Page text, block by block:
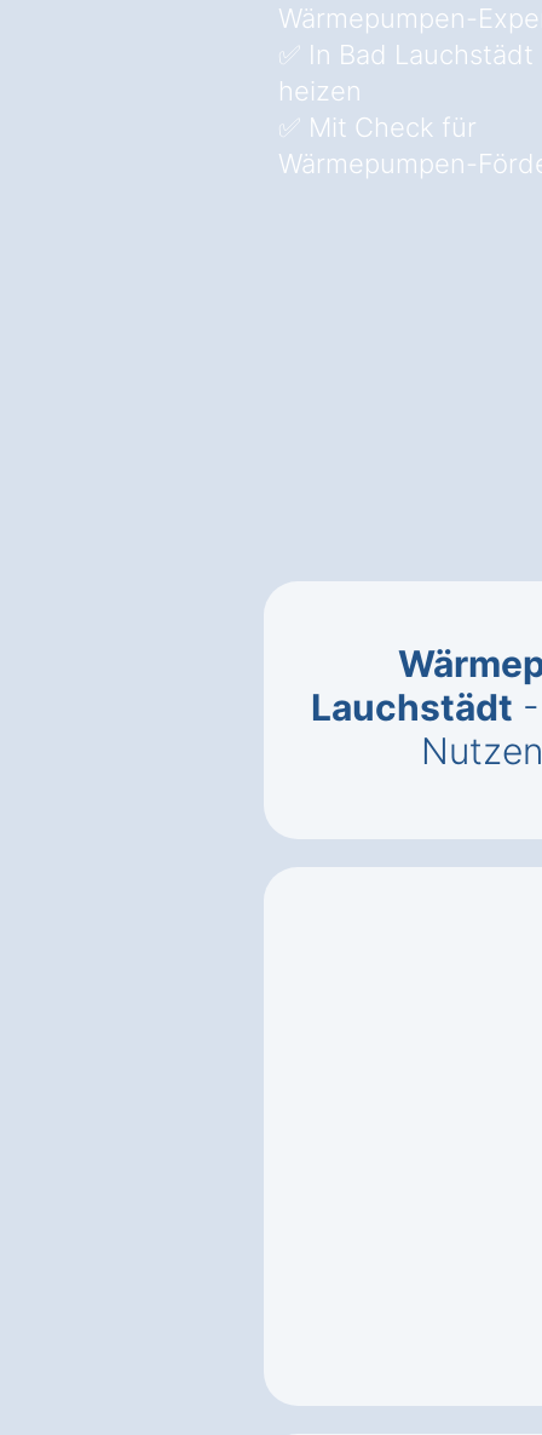
Wärmepumpen-
✅ In Bad
heizen
✅ Mit Check für
Wärmepumpen-
Lauchstädt